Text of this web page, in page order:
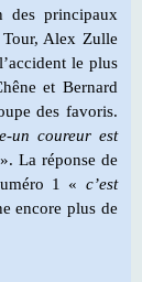
des principaux
Alex Zulle
le plus
et Bernard
des favoris.
un coureur est
». La réponse de
1 « c’est
encore plus de